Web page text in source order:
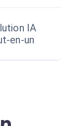
IA
en-un